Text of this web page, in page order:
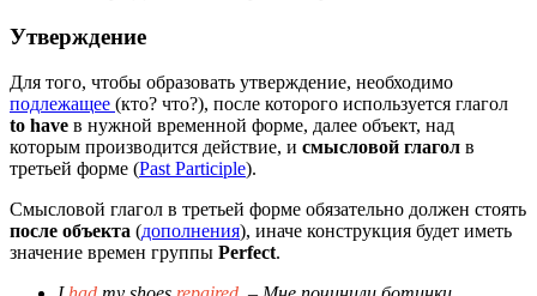
Утверждение
Для того, чтобы образовать утверждение, необходимо
подлежащее (кто? что?), после которого используется глагол
to have в нужной временной форме, далее объект, над
которым производится действие, и смысловой глагол в
третьей форме (Past Participle).
Смысловой глагол в третьей форме обязательно должен стоять
после объекта (дополнения), иначе конструкция будет иметь
значение времен группы Perfect.